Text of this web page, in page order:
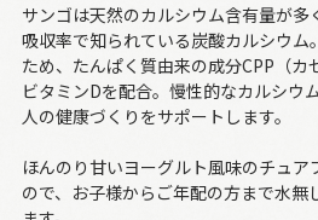
サンゴは天然のカルシウム含有量が
吸収率で知られている炭酸カルシウム
ため、たんぱく質由来の成分CPP（カ
ビタミンDを配合。慢性的なカルシウ
人の健康づくりをサポートします。
ほんのり甘いヨーグルト風味のチュ
ので、お子様からご年配の方まで水無